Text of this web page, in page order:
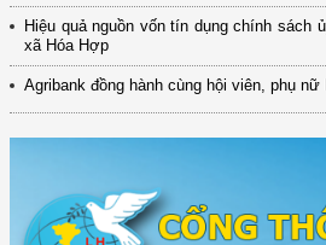
Hiệu quả nguồn vốn tín dụng chính sách
xã Hóa Hợp
Agribank đồng hành cùng hội viên, phụ